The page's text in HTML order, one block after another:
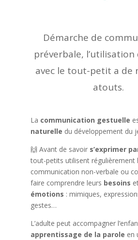
Démarche de
préverbale, l’utilisation
avec le tout-petit a de
atouts.
La communication gestuelle
naturelle du développement du
🙌 Avant de savoirs’exprimer
tout-petits utilisent régulièrement
communication non-verbale ou
faire comprendre leurs besoins
émotions : mimiques,
gestes…
L’adulte peut accompagner
apprentissage de la parole en